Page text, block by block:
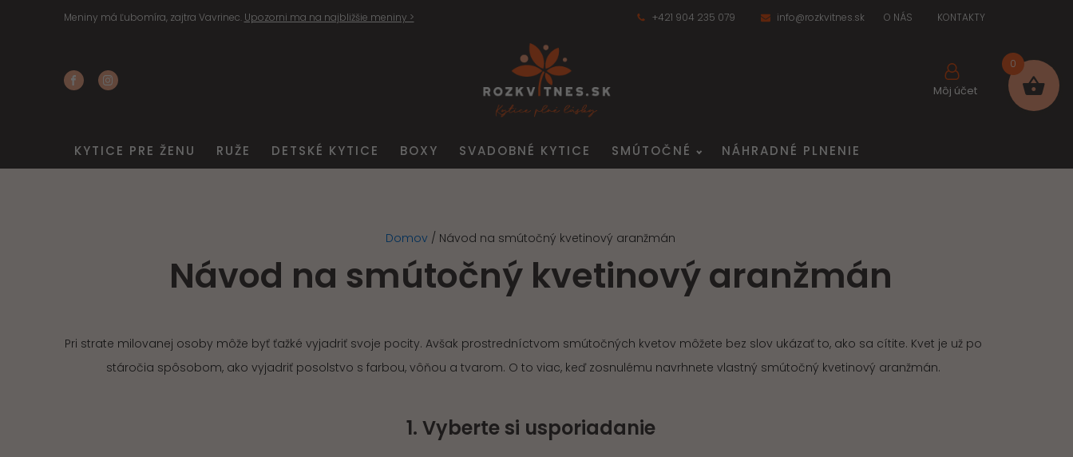
Meniny má Ľubomíra, zajtra Vavrinec. Upozorni ma na najbližšie meniny > +421 904 235 079 info@rozkvitnes.sk O NÁS KONTAKTY
Môj účet
KYTICE PRE ŽENU RUŽE DETSKÉ KYTICE BOXY SVADOBNÉ KYTICE SMÚTOČNÉ NÁHRADNÉ PLNENIE
Domov / Návod na smútočný kvetinový aranžmán
Návod na smútočný kvetinový aranžmán
Pri strate milovanej osoby môže byť ťažké vyjadriť svoje pocity. Avšak prostredníctvom smútočných kvetov môžete bez slov ukázať to, ako sa cítite. Kvet je už po
stáročia spôsobom, ako vyjadriť posolstvo s farbou, vôňou a tvarom. O to viac, keď zosnulému navrhnete vlastný smútočný kvetinový aranžmán.
1. Vyberte si usporiadanie
0